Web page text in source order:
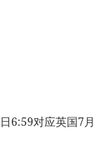
6:59对应英国7月